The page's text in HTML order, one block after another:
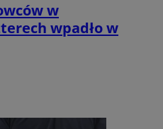
w
wpadło w